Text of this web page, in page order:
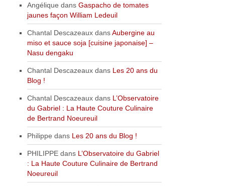
Angélique dansGaspacho de tomates
jaunes façon William Ledeuil
Chantal Descazeaux dansAubergine au
miso et sauce soja [cuisine japonaise] –
Nasu dengaku
Chantal Descazeaux dans Les 20 ans du
Blog !
Chantal Descazeaux dans L’Observatoire
du Gabriel : La Haute Couture Culinaire
de Bertrand Noeureuil
Philippe dans Les 20 ans du Blog !
PHILIPPE dans L’Observatoire du Gabriel
: La Haute Couture Culinaire de Bertrand
Noeureuil